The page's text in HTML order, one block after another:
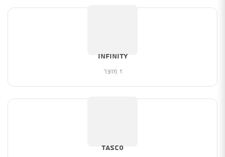
INFINITY
1 מוצר
Tasco